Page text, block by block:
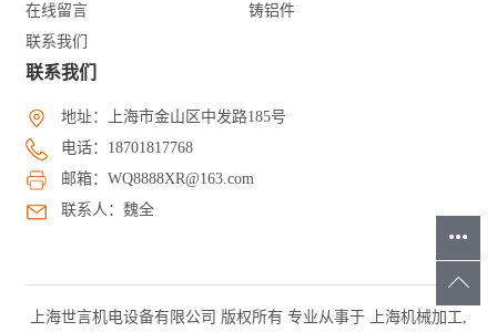
在线留言
联系我们
铸铝件
联系我们
地址：上海市金山区中发路185号
电话：18701817768
邮箱：WQ8888XR@163.com
联系人：魏全
上海世言机电设备有限公司 版权所有 专业从事于 上海机械加工,